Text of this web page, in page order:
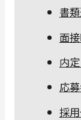
書
面
内
応
採